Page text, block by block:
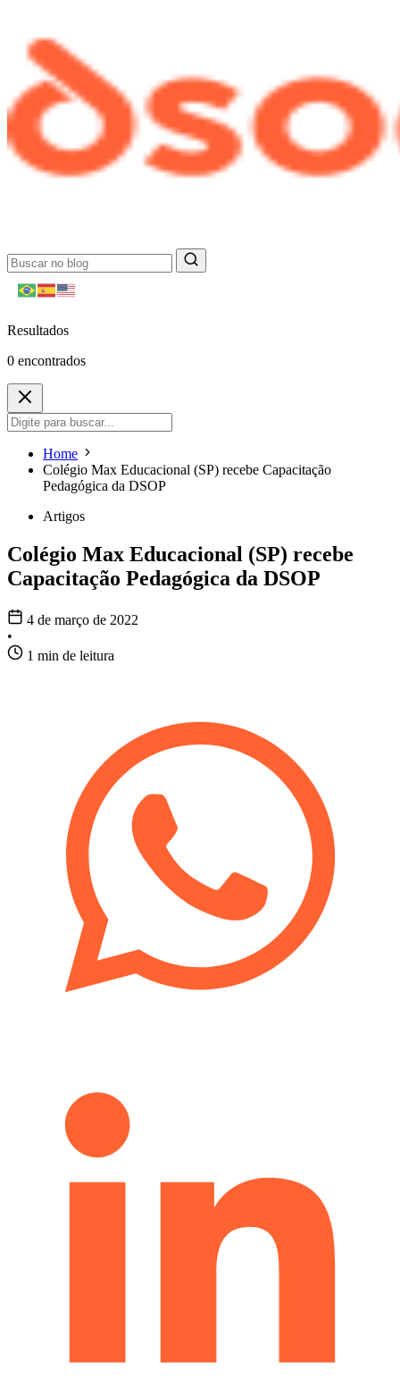
Resultados
0 encontrados
Home
Colégio Max Educacional (SP) recebe Capacitação
Pedagógica da DSOP
Artigos
Colégio Max Educacional (SP) recebe
Capacitação Pedagógica da DSOP
4 de março de 2022
•
1 min de leitura